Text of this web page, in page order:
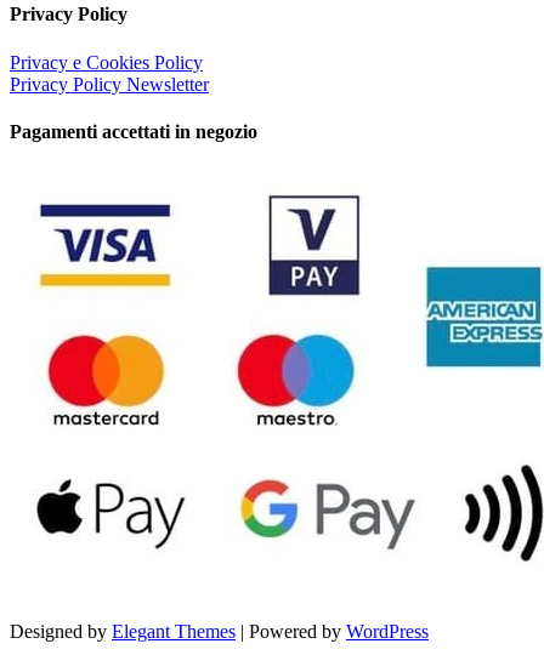
Privacy Policy
Privacy e Cookies Policy
Privacy Policy Newsletter
Pagamenti accettati in negozio
Designed by Elegant Themes | Powered by WordPress